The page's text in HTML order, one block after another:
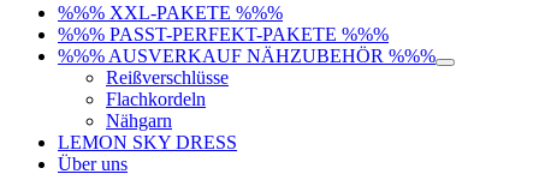
%%% XXL-PAKETE %%%
%%% PASST-PERFEKT-PAKETE %%%
%%% AUSVERKAUF NÄHZUBEHÖR %%%
Reißverschlüsse
Flachkordeln
Nähgarn
LEMON SKY DRESS
Über uns